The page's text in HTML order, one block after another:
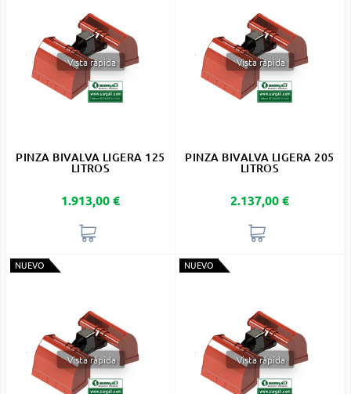
Vista rápida
PINZA BIVALVA LIGERA 125
LITROS
Precio
1.913,00 €
Vista rápida
PINZA BIVALVA LIGERA 205
LITROS
Precio
2.137,00 €
NUEVO
Vista rápida
NUEVO
Vista rápida